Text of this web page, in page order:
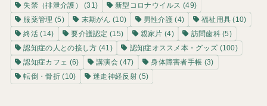
失禁（排泄介護）
(31) 新型コロナウイルス (49)
服薬管理 (5) 末期がん (10) 男性介護 (4) 福祉用具 (10)
終活 (14) 要介護認定 (15) 親家片 (4) 訪問歯科(5)
認知症の人との接し方 (41) 認知症オススメ本・グッズ (100)
認知症カフェ (6) 講演会 (47) 身体障害者手帳 (3)
転倒・骨折(10) 迷走神経反射(5)